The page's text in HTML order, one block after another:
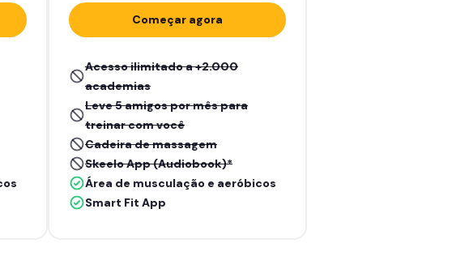
Começar agora
Acesso ilimitado a +2.000
academias
Leve 5 amigos por mês para
treinar com você
Cadeira de massagem
Skeelo App (Audiobook)*
Área de musculação e aeróbicos
Smart Fit App